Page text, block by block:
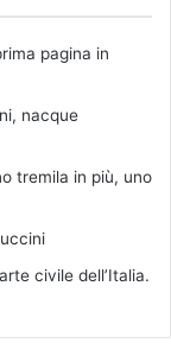
pagina in
nacque
tremila in più, uno
civile dell’Italia.